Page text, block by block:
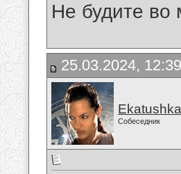
Не будите во
25.03.2024, 12:39
Ekatushka
Собеседник